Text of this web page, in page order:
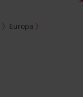
Europa